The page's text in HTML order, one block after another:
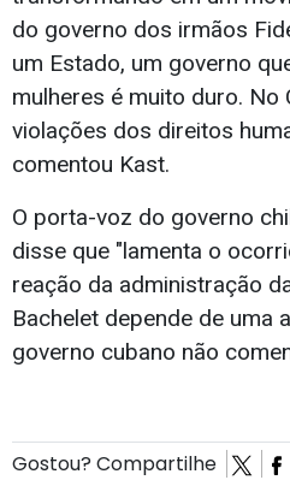
do governo dos irmãos
um Estado, um governo
mulheres é muito duro. No
violações dos direitos
comentou Kast.
O porta-voz do governo
disse que "lamenta o
reação da administração
Bachelet depende de uma
governo cubano não
Gostou? Compartilhe